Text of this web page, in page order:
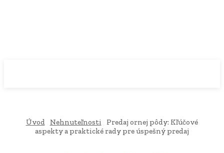
Úvod Nehnuteľnosti
Predaj ornej pôdy: Kľúčové
aspekty a praktické rady pre úspešný predaj